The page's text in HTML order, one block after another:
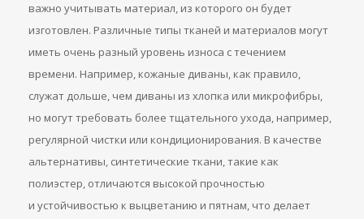
важно учитывать материал, из которого он будет
изготовлен. Различные типы тканей и материалов могут
иметь очень разный уровень износа с течением
времени. Например, кожаные диваны, как правило,
служат дольше, чем диваны из хлопка или микрофибры,
но могут требовать более тщательного ухода, например,
регулярной чистки или кондиционирования. В качестве
альтернативы, синтетические ткани, такие как
полиэстер, отличаются высокой прочностью
и устойчивостью к выцветанию и пятнам, что делает